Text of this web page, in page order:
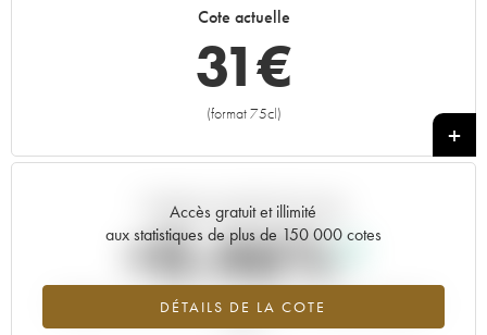
Cote actuelle
31€
(format 75cl)
+
Accès gratuit et illimité
aux statistiques de plus de 150 000 cotes
DÉTAILS DE LA COTE
Tendance actuelle de la cote
+0.46%
Tendance à la hausse du millésime 2009 en 2026 par rapport à